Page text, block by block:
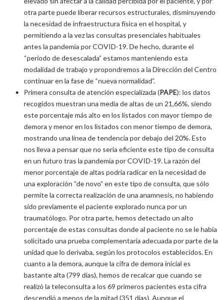
otra parte puede liberar recursos estructurales, disminuyendo
la necesidad de infraestructura física en el hospital, y
permitiendo a la vez las consultas presenciales habituales
antes la pandemia por COVID-19. De hecho, durante el
“periodo de desescalada” estamos manteniendo esta
modalidad de trabajo y propondremos a la Dirección del Centro
continuar en la fase de “nueva normalidad”.
Primera consulta de atención especializada (PAPE): los datos
recogidos muestran una media de altas de un 21,66%, siendo
este porcentaje más alto en los listados con mayor tiempo de
demora y menor en los listados con menor tiempo de demora,
mostrando una línea de tendencia por debajo del 20%. Esto
nos lleva a pensar que no sería eficiente este tipo de consulta
en un futuro tras la pandemia por COVID-19. La razón del
menor porcentaje de altas podría radicar en la necesidad de
una exploración “de novo” en este tipo de consulta, que sólo
permite la correcta realización de una anamnesis, no habiendo
sido previamente el paciente explorado nunca por un
traumatólogo. Por otra parte, hemos detectado un alto
porcentaje de estas consultas donde al paciente no se le había
solicitado una prueba complementaria adecuada por parte de la
unidad que lo derivaba, según los protocolos establecidos. En
cuanto a la demora, aunque la cifra de demora inicial es
bastante alta (799 días), hemos de recalcar que cuando se
realizó la teleconsulta a los 69 primeros pacientes esta cifra
descendió a menos de la mitad (351 días). Aunque el